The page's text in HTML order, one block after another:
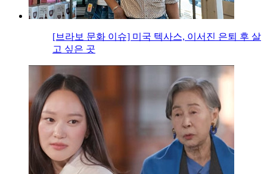
[브라보 문화 이슈] 미국 텍사스, 이서진 은퇴 후 살
고 싶은 곳